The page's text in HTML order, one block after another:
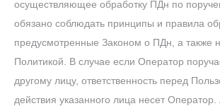
осуществляющее обработку ПДн по
обязано соблюдать принципы и правила
предусмотренные Законом о ПДн, а также
Политикой. В случае если Оператор
другому лицу, ответственность перед
действия указанного лица несет Оператор.